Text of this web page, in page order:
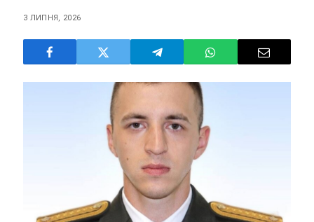
3 ЛИПНЯ, 2026